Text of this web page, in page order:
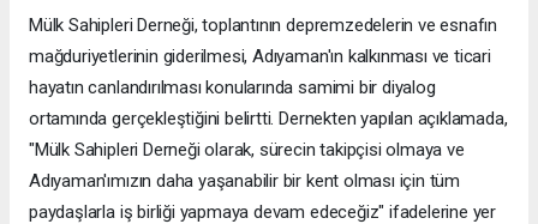
Mülk Sahipleri Derneği, toplantının depremzedelerin ve esnafın
mağduriyetlerinin giderilmesi, Adıyaman'ın kalkınması ve ticari
hayatın canlandırılması konularında samimi bir diyalog
ortamında gerçekleştiğini belirtti. Dernekten yapılan açıklamada,
"Mülk Sahipleri Derneği olarak, sürecin takipçisi olmaya ve
Adıyaman'ımızın daha yaşanabilir bir kent olması için tüm
paydaşlarla iş birliği yapmaya devam edeceğiz" ifadelerine yer